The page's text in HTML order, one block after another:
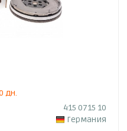
дн.
415 0715 10
Германия